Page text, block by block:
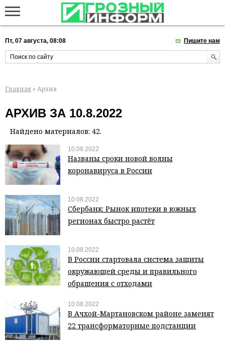
Пт, 07 августа, 08:08 Пишите нам
Главная » Архив
АРХИВ ЗА 10.8.2022
Найдено материалов: 42.
10.08.2022
Названы сроки новой волны
коронавируса в России
10.08.2022
Сбербанк: Рынок ипотеки в южных
регионах быстро растёт
10.08.2022
В России стартовала система защиты
окружающей среды и правильного
обращения с отходами
10.08.2022
В Ачхой-Мартановском районе заменят
22 трансформаторные подстанции